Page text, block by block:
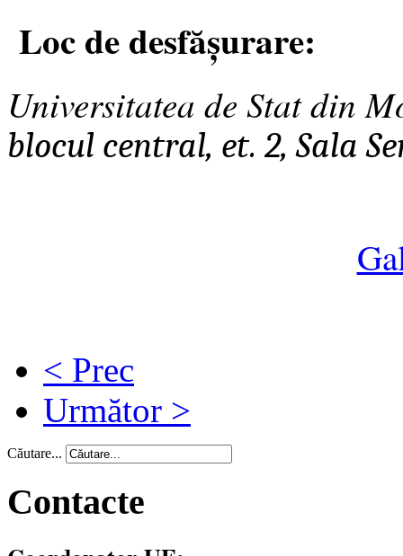
Loc de desfășurare:
Universitatea de Stat din
blocul central, et. 2, Sala
< Prec
Următor >
Căutare...
Contacte